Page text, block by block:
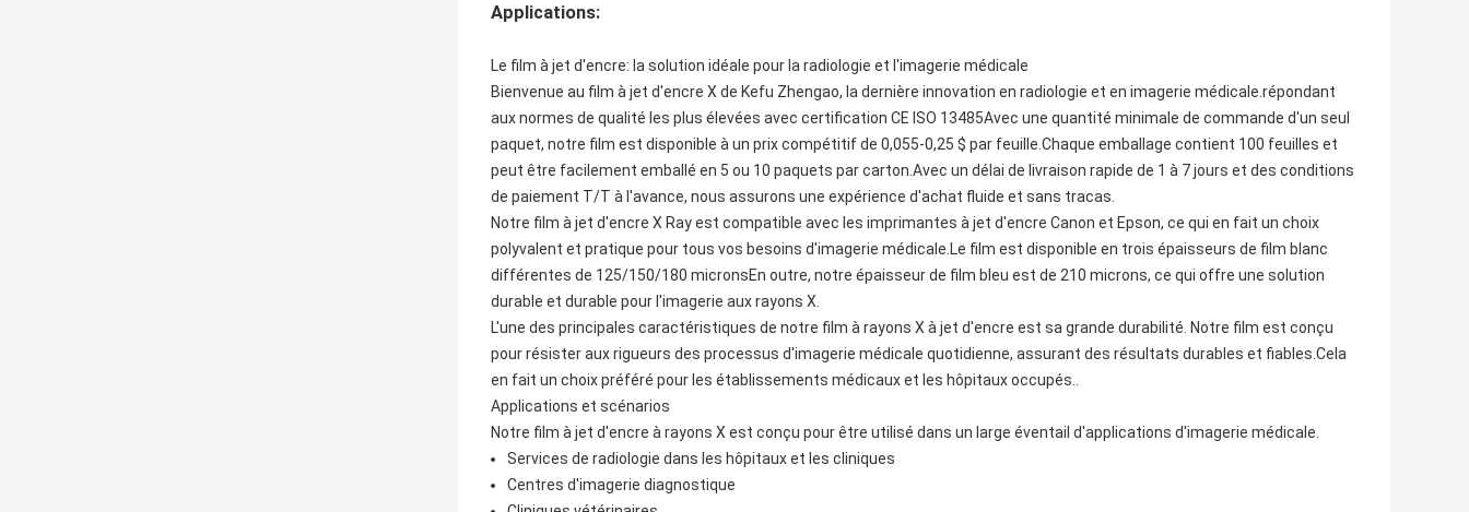
Applications:
Le film à jet d'encre: la solution idéale pour la radiologie et l'imagerie médicale
Bienvenue au film à jet d'encre X de Kefu Zhengao, la dernière innovation en radiologie et en imagerie médicale.répondant
aux normes de qualité les plus élevées avec certification CE ISO 13485Avec une quantité minimale de commande d'un seul
paquet, notre film est disponible à un prix compétitif de 0,055-0,25 $ par feuille.Chaque emballage contient 100 feuilles et
peut être facilement emballé en 5 ou 10 paquets par carton.Avec un délai de livraison rapide de 1 à 7 jours et des conditions
de paiement T/T à l'avance, nous assurons une expérience d'achat fluide et sans tracas.
Notre film à jet d'encre X Ray est compatible avec les imprimantes à jet d'encre Canon et Epson, ce qui en fait un choix
polyvalent et pratique pour tous vos besoins d'imagerie médicale.Le film est disponible en trois épaisseurs de film blanc
différentes de 125/150/180 micronsEn outre, notre épaisseur de film bleu est de 210 microns, ce qui offre une solution
durable et durable pour l'imagerie aux rayons X.
L'une des principales caractéristiques de notre film à rayons X à jet d'encre est sa grande durabilité. Notre film est conçu
pour résister aux rigueurs des processus d'imagerie médicale quotidienne, assurant des résultats durables et fiables.Cela
en fait un choix préféré pour les établissements médicaux et les hôpitaux occupés..
Applications et scénarios
Notre film à jet d'encre à rayons X est conçu pour être utilisé dans un large éventail d'applications d'imagerie médicale.
Services de radiologie dans les hôpitaux et les cliniques
Centres d'imagerie diagnostique